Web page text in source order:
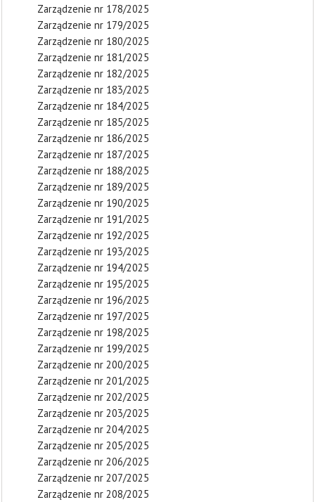
Zarządzenie nr 178/2025
Zarządzenie nr 179/2025
Zarządzenie nr 180/2025
Zarządzenie nr 181/2025
Zarządzenie nr 182/2025
Zarządzenie nr 183/2025
Zarządzenie nr 184/2025
Zarządzenie nr 185/2025
Zarządzenie nr 186/2025
Zarządzenie nr 187/2025
Zarządzenie nr 188/2025
Zarządzenie nr 189/2025
Zarządzenie nr 190/2025
Zarządzenie nr 191/2025
Zarządzenie nr 192/2025
Zarządzenie nr 193/2025
Zarządzenie nr 194/2025
Zarządzenie nr 195/2025
Zarządzenie nr 196/2025
Zarządzenie nr 197/2025
Zarządzenie nr 198/2025
Zarządzenie nr 199/2025
Zarządzenie nr 200/2025
Zarządzenie nr 201/2025
Zarządzenie nr 202/2025
Zarządzenie nr 203/2025
Zarządzenie nr 204/2025
Zarządzenie nr 205/2025
Zarządzenie nr 206/2025
Zarządzenie nr 207/2025
Zarządzenie nr 208/2025